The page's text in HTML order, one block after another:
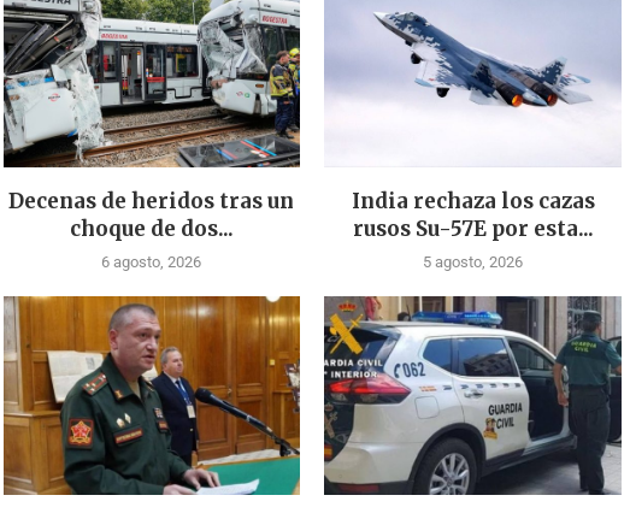
Decenas de heridos tras un
choque de dos...
6 agosto, 2026
India rechaza los cazas
rusos Su-57E por esta...
5 agosto, 2026